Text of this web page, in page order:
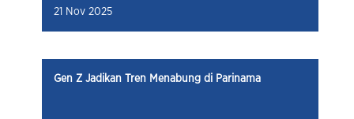
21 Nov 2025
Gen Z Jadikan Tren Menabung di Parinama